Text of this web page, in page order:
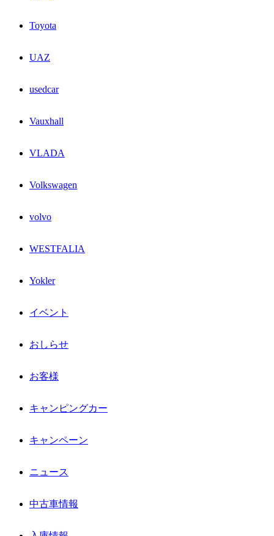
Toyota
UAZ
usedcar
Vauxhall
VLADA
Volkswagen
volvo
WESTFALIA
Yokler
イベント
おしらせ
お客様
キャンピングカー
キャンペーン
ニュース
中古車情報